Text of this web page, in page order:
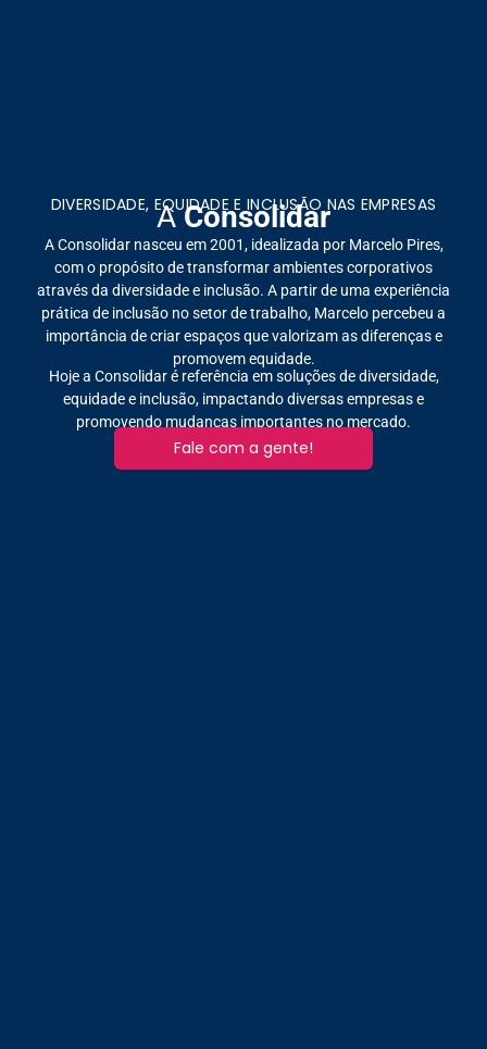
DIVERSIDADE, EQUIDADE E INCLUSÃO NAS EMPRESAS
AConsolidar
A Consolidar nasceu em 2001, idealizada por Marcelo Pires,
com o propósito de transformar ambientes corporativos
através da diversidade e inclusão. A partir de uma experiência
prática de inclusão no setor de trabalho, Marcelo percebeu a
importância de criar espaços que valorizam as diferenças e
promovem equidade.
Hoje a Consolidar é referência em soluções de diversidade,
equidade e inclusão, impactando diversas empresas e
promovendo mudanças importantes no mercado.
Fale com a gente!